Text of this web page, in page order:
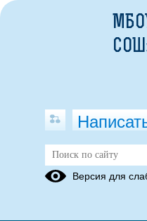
ШкольныйВерсия для